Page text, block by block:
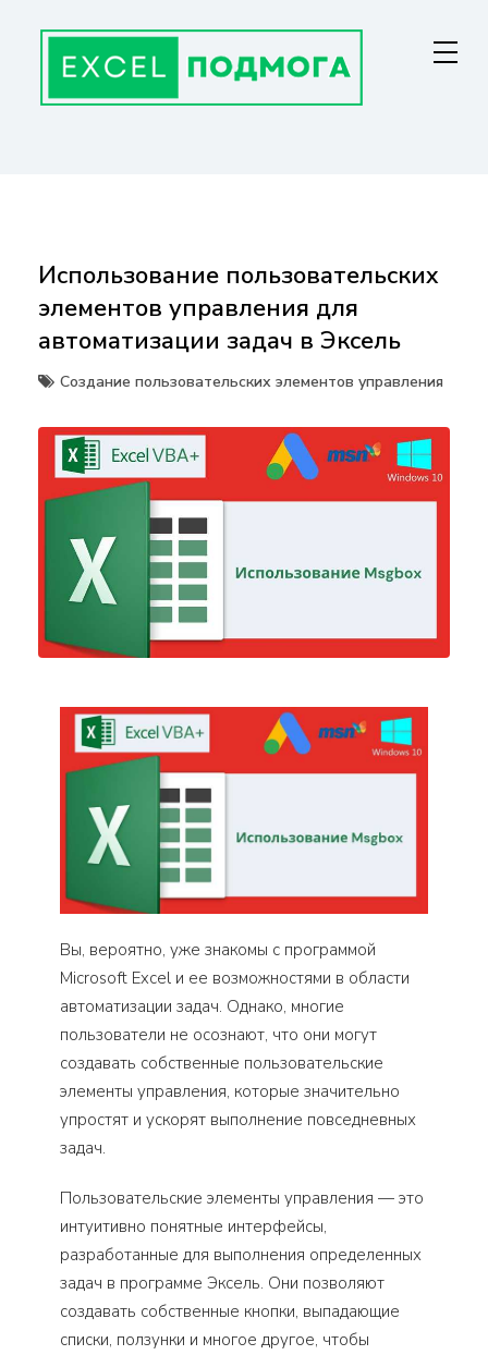
содержанию
Использование пользовательских
элементов управления для
автоматизации задач в Эксель
Создание пользовательских элементов управления
Вы, вероятно, уже знакомы с программой
Microsoft Excel и ее возможностями в области
автоматизации задач. Однако, многие
пользователи не осознают, что они могут
создавать собственные пользовательские
элементы управления, которые значительно
упростят и ускорят выполнение повседневных
задач.
Пользовательские элементы управления — это
интуитивно понятные интерфейсы,
разработанные для выполнения определенных
задач в программе Эксель. Они позволяют
создавать собственные кнопки, выпадающие
списки, ползунки и многое другое, чтобы